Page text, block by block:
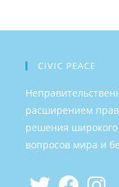
CIVIC PEACE
расширением
решения широкого
вопросов мира и